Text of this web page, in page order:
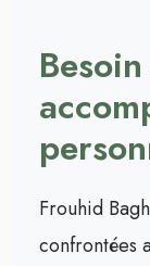
Frouhid
confrontées